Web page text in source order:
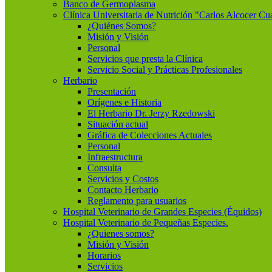
Banco de Germoplasma
Clínica Universitaria de Nutrición "Carlos Alcocer
¿Quiénes Somos?
Misión y Visión
Personal
Servicios que presta la Clínica
Servicio Social y Prácticas Profesionales
Herbario
Presentación
Orígenes e Historia
El Herbario Dr. Jerzy Rzedowski
Situación actual
Gráfica de Colecciones Actuales
Personal
Infraestructura
Consulta
Servicios y Costos
Contacto Herbario
Reglamento para usuarios
Hospital Veterinario de Grandes Especies (Équidos)
Hospital Veterinario de Pequeñas Especies.
¿Quienes somos?
Misión y Visión
Horarios
Servicios